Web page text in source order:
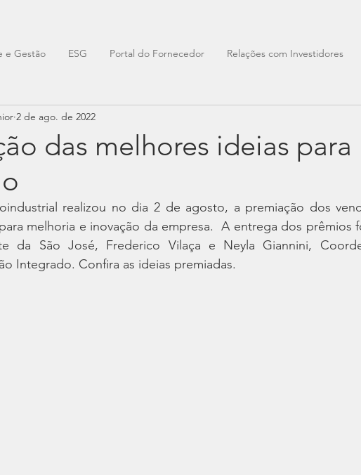
e Gestão ESG Portal do Fornecedor Relações com Investidores
das melhores ideias para
2 de ago. de 2022
realizou no dia 2 de agosto, a premiação dos
melhoria e inovação da empresa.  A entrega dos prêmios
da São José, Frederico Vilaça e Neyla Giannini,
Integrado. Confira as ideias premiadas.